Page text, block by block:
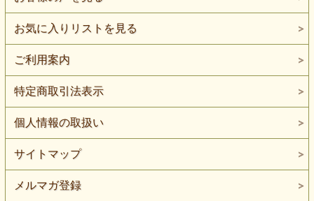
お気に入りリストを見る
ご利用案内
特定商取引法表示
個人情報の取扱い
サイトマップ
メルマガ登録